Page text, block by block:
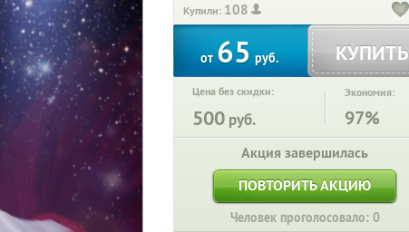
Купили: 108
от 65руб. КУПИТЬ
Цена без скидки:
500 руб.
Экономия:
97%
Акция завершилась
ПОВТОРИТЬ АКЦИЮ
Человек проголосовало: 0